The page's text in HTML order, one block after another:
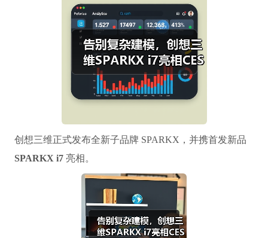
创想三维正式发布全新子品牌 SPARKX，并携首发新品
SPARKX i7亮相。